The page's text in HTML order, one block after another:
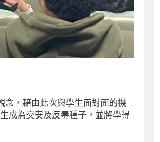
念，藉由此次與學生面對面的機
成為交安及反毒種子，並將學得